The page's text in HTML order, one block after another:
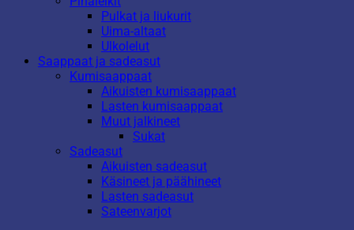
Pulkat ja liukurit
Uima-altaat
Ulkolelut
Saappaat ja sadeasut
Kumisaappaat
Aikuisten kumisaappaat
Lasten kumisaappaat
Muut jalkineet
Sukat
Sadeasut
Aikuisten sadeasut
Käsineet ja päähineet
Lasten sadeasut
Sateenvarjot